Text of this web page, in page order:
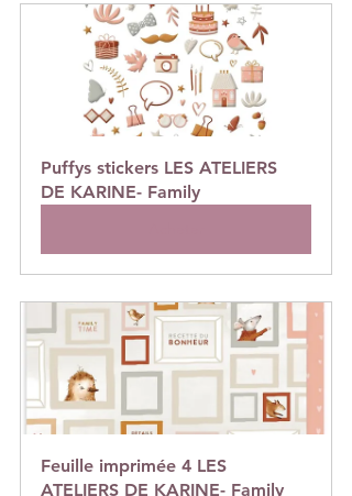
Puffys stickers LES ATELIERS
DE KARINE- Family
Feuille imprimée 4 LES
ATELIERS DE KARINE- Family